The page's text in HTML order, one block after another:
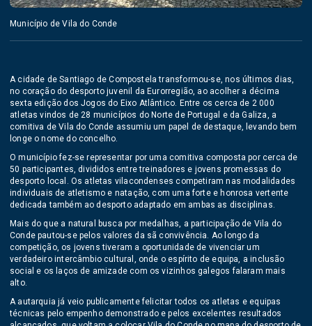
Município de Vila do Conde
A cidade de Santiago de Compostela transformou-se, nos últimos dias,
no coração do desporto juvenil da Eurorregião, ao acolher a décima
sexta edição dos Jogos do Eixo Atlântico. Entre os cerca de 2 000
atletas vindos de 28 municípios do Norte de Portugal e da Galiza, a
comitiva de Vila do Conde assumiu um papel de destaque, levando bem
longe o nome do concelho.
O município fez-se representar por uma comitiva composta por cerca de
50 participantes, divididos entre treinadores e jovens promessas do
desporto local. Os atletas vilacondenses competiram nas modalidades
individuais de atletismo e natação, com uma forte e honrosa vertente
dedicada também ao desporto adaptado em ambas as disciplinas.
Mais do que a natural busca por medalhas, a participação de Vila do
Conde pautou-se pelos valores da sã convivência. Ao longo da
competição, os jovens tiveram a oportunidade de vivenciar um
verdadeiro intercâmbio cultural, onde o espírito de equipa, a inclusão
social e os laços de amizade com os vizinhos galegos falaram mais
alto.
A autarquia já veio publicamente felicitar todos os atletas e equipas
técnicas pelo empenho demonstrado e pelos excelentes resultados